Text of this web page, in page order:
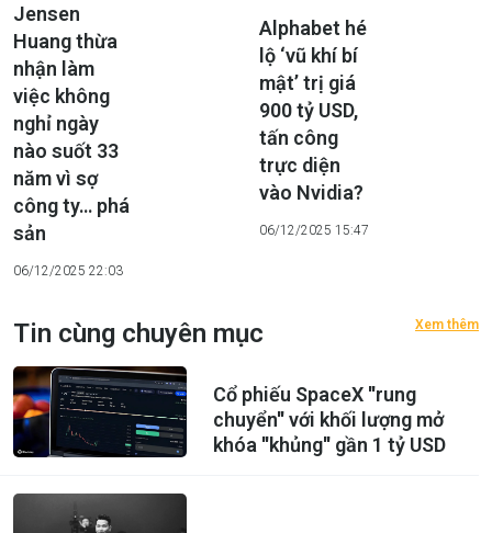
06/12/2025 22:03
Jensen
Huang thừa
nhận làm
việc không
nghỉ ngày
nào suốt 33
năm vì sợ
công ty… phá
sản
06/12/2025 15:47
Alphabet hé
lộ ‘vũ khí bí
mật’ trị giá
900 tỷ USD,
tấn công
trực diện
vào Nvidia?
Tin cùng chuyên mục Xem thêm
Cổ phiếu SpaceX ''rung
chuyển'' với khối lượng mở
khóa ''khủng'' gần 1 tỷ USD